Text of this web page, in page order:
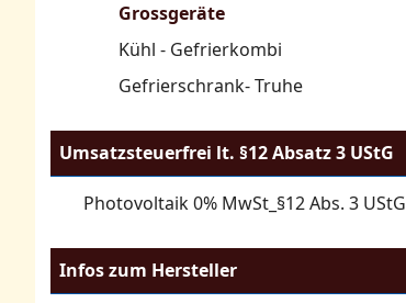
Grossgeräte
Kühl - Gefrierkombi
Gefrierschrank- Truhe
Umsatzsteuerfrei lt. §12 Absatz 3 UStG
Photovoltaik 0% MwSt_§12 Abs. 3 UStG
Infos zum Hersteller